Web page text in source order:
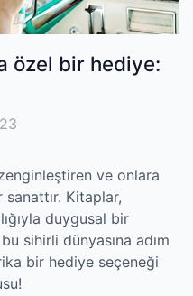
özel bir hediye:
ve onlara
Kitaplar,
duygusal bir
sihirli dünyasına adım
bir hediye seçeneği